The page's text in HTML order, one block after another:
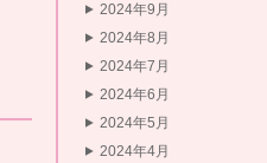
2024年9月
2024年8月
2024年7月
2024年6月
2024年5月
2024年4月